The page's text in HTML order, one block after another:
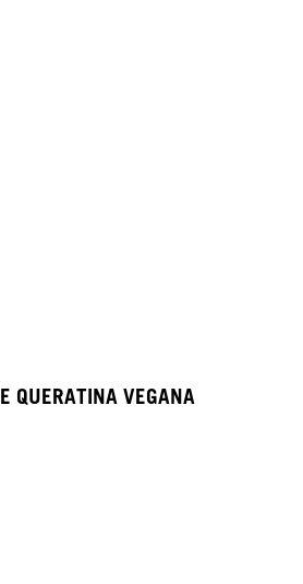
QUERATINA VEGANA